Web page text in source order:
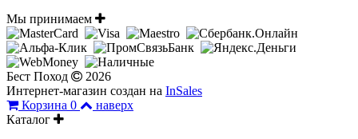
Мы принимаем
Бест Поход
2026
Интернет-магазин создан на InSales
Корзина 0
наверх
Каталог